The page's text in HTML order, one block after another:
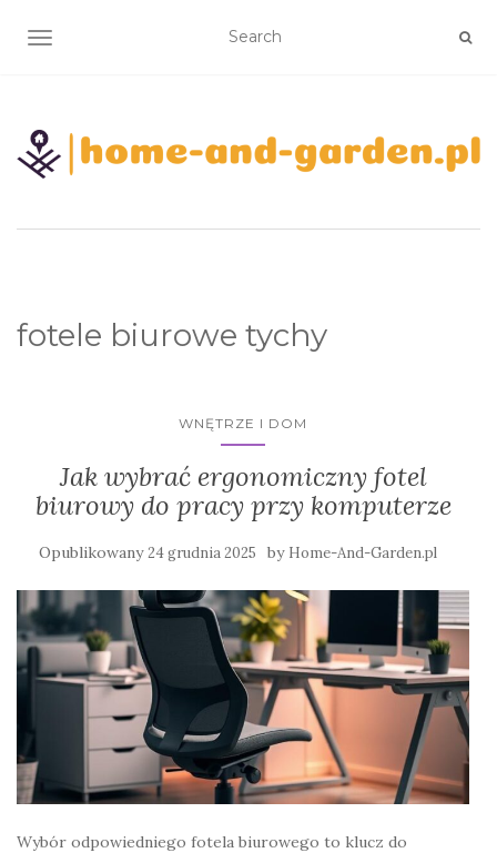
TOGGLE NAVIGATION
fotele biurowe tychy
WNĘTRZE I DOM
Jak wybrać ergonomiczny fotel
biurowy do pracy przy komputerze
Opublikowany24 grudnia 2025 by Home-And-Garden.pl
Wybór odpowiedniego fotela biurowego to klucz do